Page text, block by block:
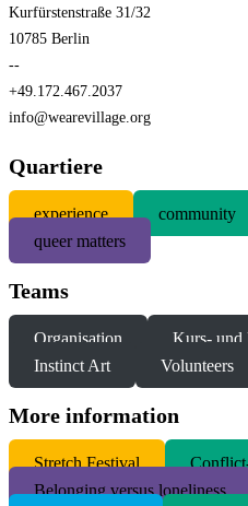
Kurfürstenstraße 31/32
10785 Berlin
--
+49.172.467.2037
info@wearevillage.org
Quartiere
experience community
queer matters
Teams
Organisation
Kurs- und
Instinct Art
Volunteers
More information
Stretch Festival
Belonging versus loneliness